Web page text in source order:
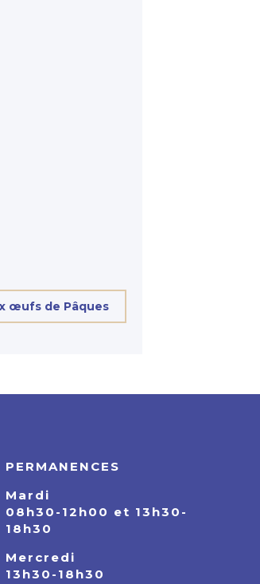
œufs de Pâques
PERMANENCES
Mardi
08h30-12h00 et 13h30-
18h30
Mercredi
13h30-18h30